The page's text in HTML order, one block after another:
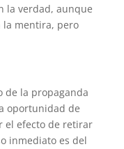
la verdad, aunque
la mentira, pero
de la propaganda
oportunidad de
el efecto de retirar
inmediato es del